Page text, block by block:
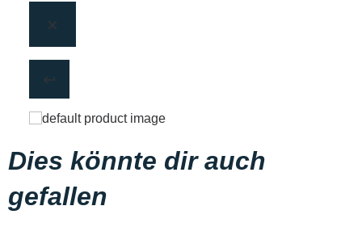
Dies könnte dir auch
gefallen